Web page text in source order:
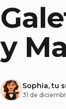
y
Sophia, tu
31 de